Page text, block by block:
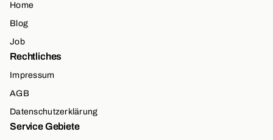
Home
Blog
Job
Rechtliches
Impressum
AGB
Datenschutzerklärung
Service Gebiete